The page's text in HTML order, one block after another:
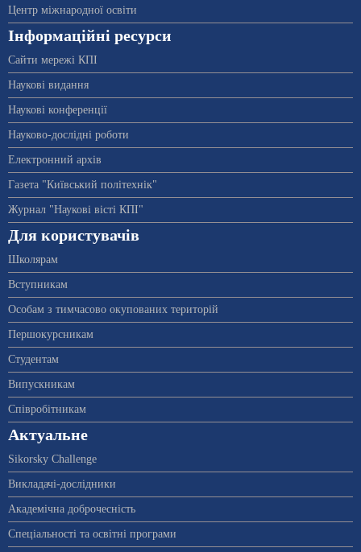
Центр міжнародної освіти
Інформаційні ресурси
Сайти мережі КПІ
Наукові видання
Наукові конференції
Науково-дослідні роботи
Електронний архів
Газета "Київський політехнік"
Журнал "Наукові вісті КПІ"
Для користувачів
Школярам
Вступникам
Особам з тимчасово окупованих територій
Першокурсникам
Студентам
Випускникам
Співробітникам
Актуальне
Sikorsky Challenge
Викладачі-дослідники
Академічна доброчесність
Спеціальності та освітні програми